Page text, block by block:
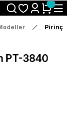
İndirimi Kaçırma
Pirinç
PT-3840